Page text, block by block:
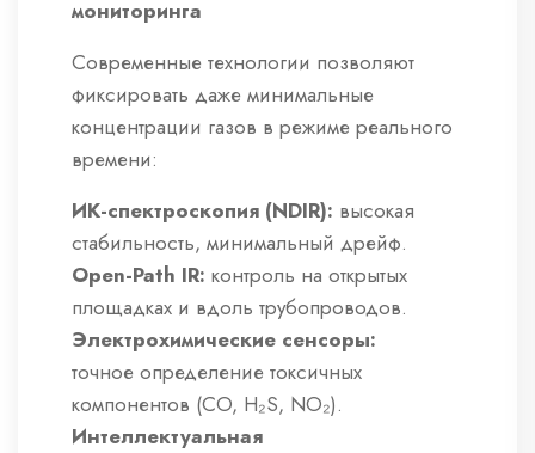
мониторинга
Современные технологии позволяют
фиксировать даже минимальные
концентрации газов в режиме реального
времени:
ИК-спектроскопия (NDIR): высокая
стабильность, минимальный дрейф.
Open-Path IR: контроль на открытых
площадках и вдоль трубопроводов.
Электрохимические сенсоры:
точное определение токсичных
компонентов (CO, H₂S, NO₂).
Интеллектуальная